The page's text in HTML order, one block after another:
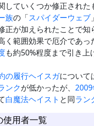
していくつか修正された
族の「スパイダーウェブ
正が加えられたことで知
く範囲効果で厄介であっ
も約50%程度まで引き上
の履行ヘイスガについて
ンクが低かったが、
白魔法ヘイスト と同ラン
使用者一覧